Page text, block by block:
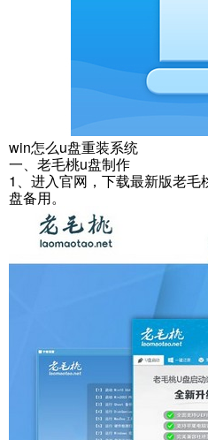
win怎么u盘重装系统
一、老毛桃u盘制作
1、进入官网，下载最新版老毛
盘备用。